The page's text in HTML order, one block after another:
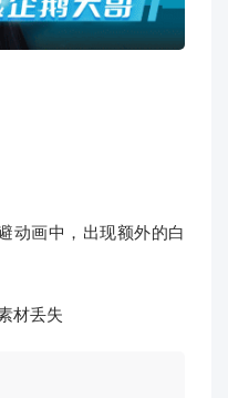
动画中，出现额外的白
材丢失